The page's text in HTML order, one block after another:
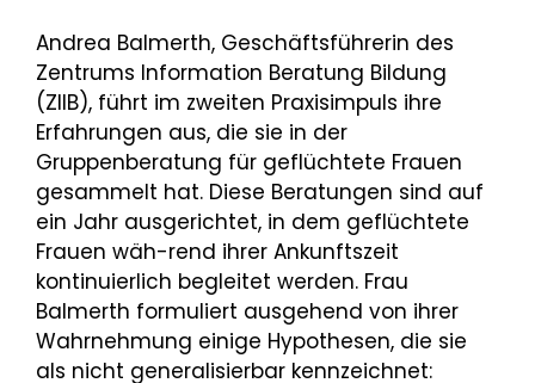
Andrea Balmerth, Geschäftsführerin des
Zentrums Information Beratung Bildung
(ZIIB), führt im zweiten Praxisimpuls ihre
Erfahrungen aus, die sie in der
Gruppenberatung für geflüchtete Frauen
gesammelt hat. Diese Beratungen sind auf
ein Jahr ausgerichtet, in dem geflüchtete
Frauen wäh-rend ihrer Ankunftszeit
kontinuierlich begleitet werden. Frau
Balmerth formuliert ausgehend von ihrer
Wahrnehmung einige Hypothesen, die sie
als nicht generalisierbar kennzeichnet: